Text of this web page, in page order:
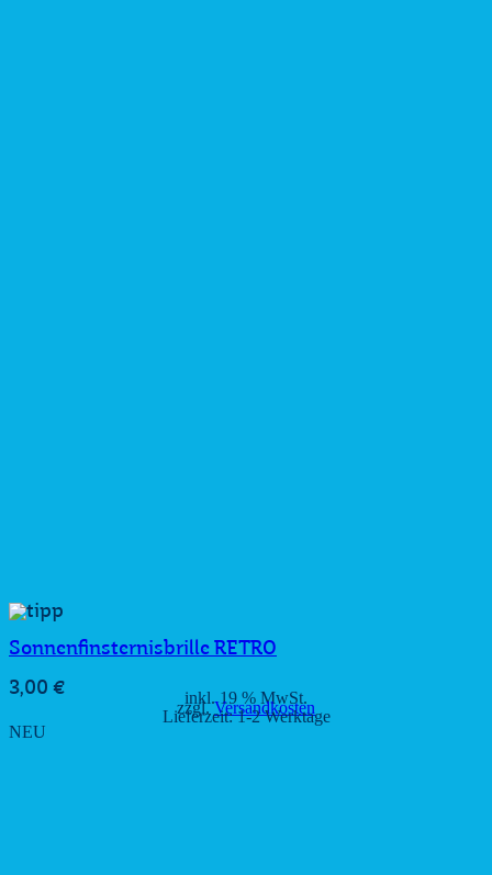
Sonnenfinsternisbrille RETRO
3,00 € inkl. 19 % MwSt.
zzgl.Versandkosten
Lieferzeit:1-2 Werktage
NEU